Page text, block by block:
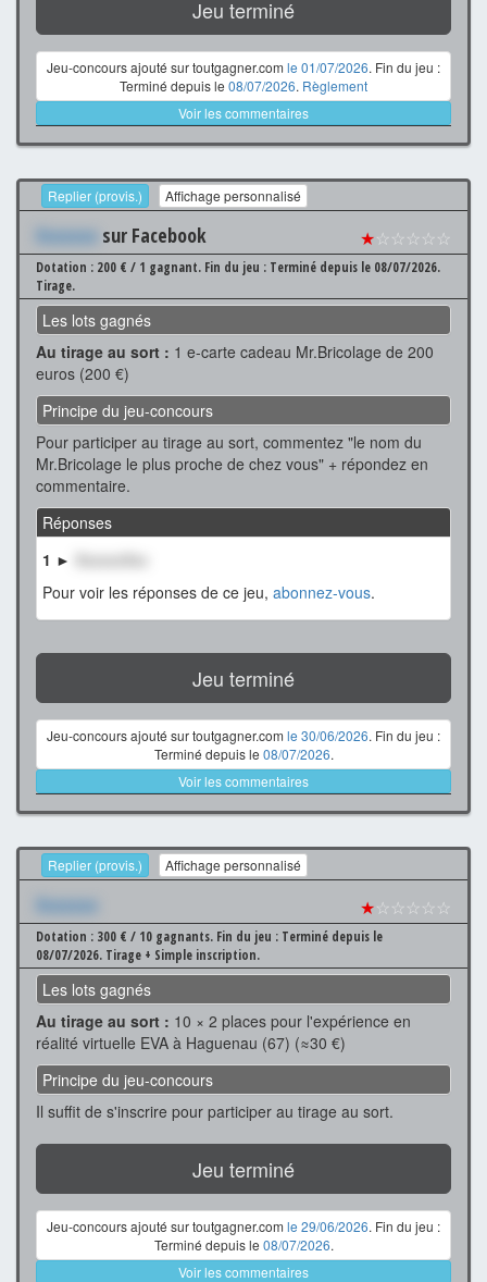
Jeu terminé
Jeu-concours ajouté sur toutgagner.com le 01/07/2026. Fin du jeu :
Terminé depuis le 08/07/2026. Règlement
Voir les commentaires
Replier (provis.) Affichage personnalisé
Xxxxxxx sur Facebook ★☆☆☆☆☆
Dotation : 200 € / 1 gagnant. Fin du jeu : Terminé depuis le 08/07/2026.
Tirage.
Les lots gagnés
Au tirage au sort : 1 e-carte cadeau Mr.Bricolage de 200
euros (200 €)
Principe du jeu-concours
Pour participer au tirage au sort, commentez "le nom du
Mr.Bricolage le plus proche de chez vous" + répondez en
commentaire.
Réponses
1 ►
Pour voir les réponses de ce jeu, abonnez-vous.
Jeu terminé
Jeu-concours ajouté sur toutgagner.com le 30/06/2026. Fin du jeu :
Terminé depuis le 08/07/2026.
Voir les commentaires
Replier (provis.) Affichage personnalisé
Xxxxxxx ★☆☆☆☆☆
Dotation : 300 € / 10 gagnants. Fin du jeu : Terminé depuis le
08/07/2026. Tirage + Simple inscription.
Les lots gagnés
Au tirage au sort : 10 × 2 places pour l'expérience en
réalité virtuelle EVA à Haguenau (67) (≈30 €)
Principe du jeu-concours
Il suffit de s'inscrire pour participer au tirage au sort.
Jeu terminé
Jeu-concours ajouté sur toutgagner.com le 29/06/2026. Fin du jeu :
Terminé depuis le 08/07/2026.
Voir les commentaires